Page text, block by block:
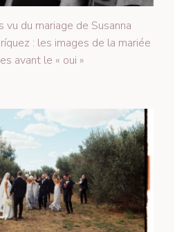
vu du mariage de Susanna
: les images de la mariée
avant le « oui »